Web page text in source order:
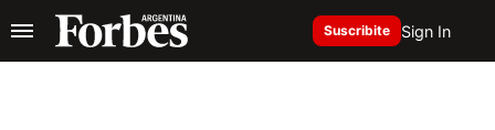
Suscribite Sign In